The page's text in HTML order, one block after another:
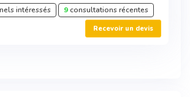
intéressés 9consultations récentes
Recevoir un devis